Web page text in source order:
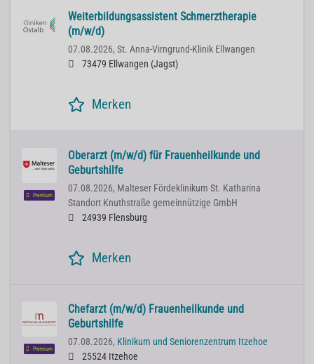
Weiterbildungsassistent Schmerztherapie
(m/w/d)
07.08.2026, St. Anna-Virngrund-Klinik Ellwangen
73479 Ellwangen (Jagst)
Merken
Premium
Oberarzt (m/w/d) für Frauenheilkunde und
Geburtshilfe
07.08.2026, Malteser Fördeklinikum St. Katharina
Standort Knuthstraße gemeinnützige GmbH
24939 Flensburg
Merken
Premium
Chefarzt (m/w/d) Frauenheilkunde und
Geburtshilfe
07.08.2026, Klinikum und Seniorenzentrum Itzehoe
25524 Itzehoe